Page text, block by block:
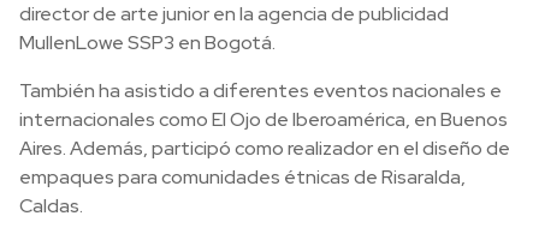
director de arte junior en la agencia de publicidad
MullenLowe SSP3 en Bogotá.
También ha asistido a diferentes eventos nacionales e
internacionales como El Ojo de Iberoamérica, en Buenos
Aires. Además, participó como realizador en el diseño de
empaques para comunidades étnicas de Risaralda,
Caldas.